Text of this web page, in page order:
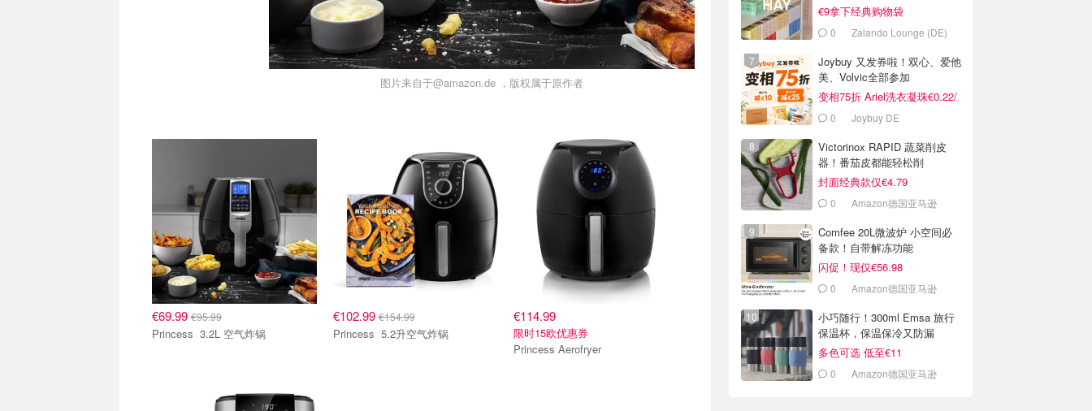
图片来自于@amazon.de ，版权属于原作者
€69.99 €95.99
Princess 3.2L 空气炸锅
€102.99€154.99
Princess 5.2升空气炸锅
€114.99
限时15欧优惠券
Princess Aerofryer
€9拿下经典购物袋
0 Zalando Lounge (DE)
Joybuy 又发券啦！双心、爱他
美、Volvic全部参加
变相75折 Ariel洗衣凝珠€0.22/
颗 0 Joybuy DE
Victorinox RAPID 蔬菜削皮
器！番茄皮都能轻松削
封面经典款仅€4.79
0 Amazon德国亚马逊
Comfee 20L微波炉 小空间必
备款！自带解冻功能
闪促！现仅€56.98
0 Amazon德国亚马逊
小巧随行！300ml Emsa 旅行
保温杯，保温保冷又防漏
多色可选 低至€11
0 Amazon德国亚马逊